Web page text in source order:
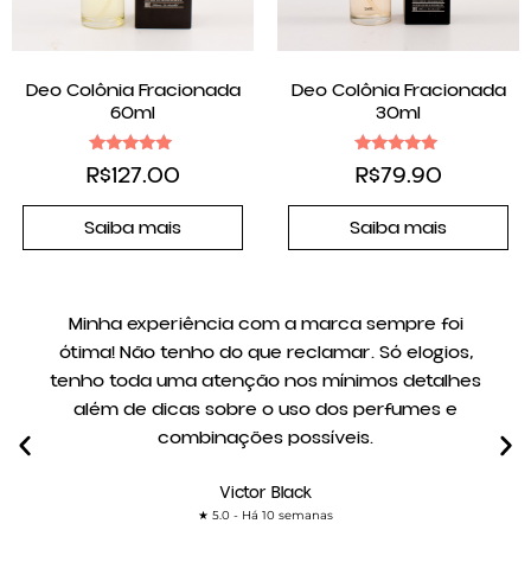
Deo Colônia Fracionada
60ml
Avaliação
4.83
R$127.00
Saiba mais
Deo Colônia Fracionada
30ml
Avaliação
5.00
R$79.90
Saiba mais
Minha experiência com a marca sempre foi
ótima! Não tenho do que reclamar. Só elogios,
tenho toda uma atenção nos mínimos detalhes
além de dicas sobre o uso dos perfumes e
combinações possíveis.
Victor Black
★ 5.0 - Há 10 semanas